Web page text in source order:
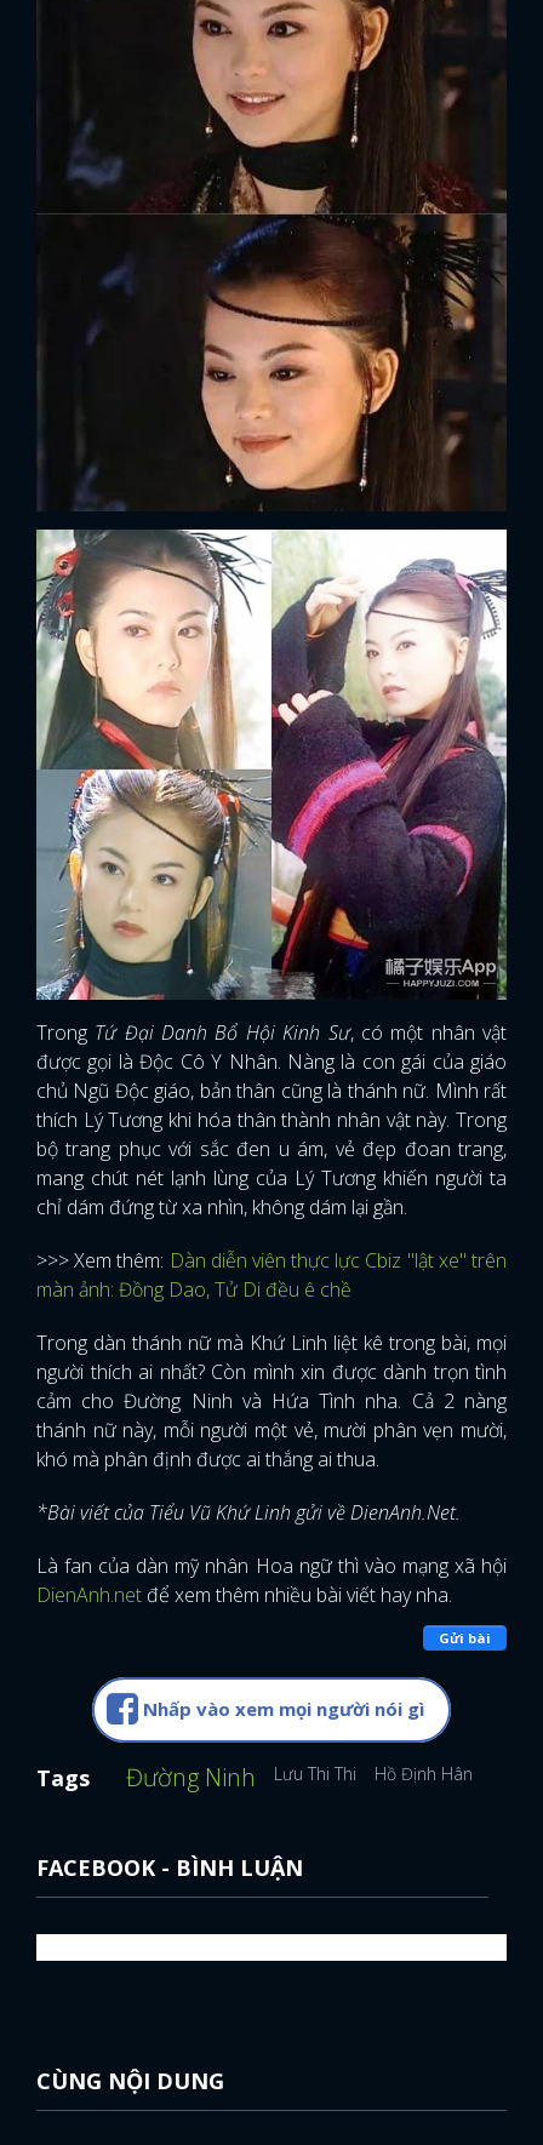
Trong Tứ Đại Danh Bổ Hội Kinh Sư, có một nhân vật
được gọi là Độc Cô Y Nhân. Nàng là con gái của giáo
chủ Ngũ Độc giáo, bản thân cũng là thánh nữ. Mình rất
thích Lý Tương khi hóa thân thành nhân vật này. Trong
bộ trang phục với sắc đen u ám, vẻ đẹp đoan trang,
mang chút nét lạnh lùng của Lý Tương khiến người ta
chỉ dám đứng từ xa nhìn, không dám lại gần.
>>> Xem thêm: Dàn diễn viên thực lực Cbiz "lật xe" trên
màn ảnh: Đồng Dao, Tử Di đều ê chề
Trong dàn thánh nữ mà Khứ Linh liệt kê trong bài, mọi
người thích ai nhất? Còn mình xin được dành trọn tình
cảm cho Đường Ninh và Hứa Tình nha. Cả 2 nàng
thánh nữ này, mỗi người một vẻ, mười phân vẹn mười,
khó mà phân định được ai thắng ai thua.
*Bài viết của Tiểu Vũ Khứ Linh gửi về DienAnh.Net.
Là fan của dàn mỹ nhân Hoa ngữ thì vào mạng xã hội
DienAnh.net để xem thêm nhiều bài viết hay nha.
Gửi bài
Nhấp vào xem mọi người nói gì
Tags Đường Ninh Lưu Thi Thi Hồ Định Hân
FACEBOOK - BÌNH LUẬN
CÙNG NỘI DUNG